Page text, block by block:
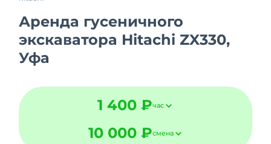
Аренда гусеничного
экскаватора Hitachi ZX330,
Уфа
1 400 ₽час
10 000 ₽смена